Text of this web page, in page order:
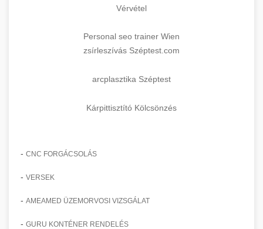
Vérvétel
Personal seo trainer Wien
zsírleszívás Széptest.com
arcplasztika Széptest
Kárpittisztító Kölcsönzés
- CNC FORGÁCSOLÁS
- VERSEK
- AMEAMED ÜZEMORVOSI VIZSGÁLAT
- GURU KONTÉNER RENDELÉS